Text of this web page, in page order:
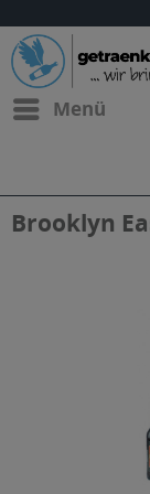
Menü
Brooklyn